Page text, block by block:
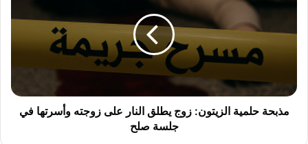
م
د
ب
ة
ي
مذبحة حلمية الزيتون: زوج يطلق النار على زوجته وأسرتها في
جلسة صلح